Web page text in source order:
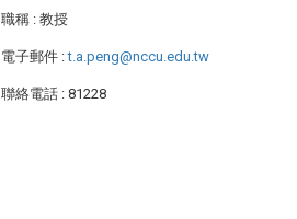
職稱 : 教授
電子郵件 :t.a.peng@nccu.edu.tw
聯絡電話 : 81228